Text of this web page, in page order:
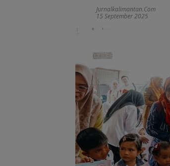
Jurnalkalimantan.com
15 September 2025